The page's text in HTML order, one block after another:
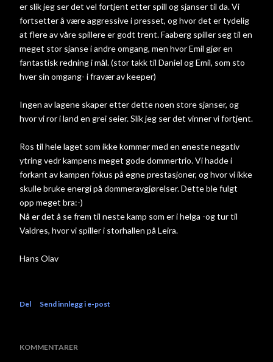
er slik jeg ser det vel fortjent etter spill og sjanser til da. Vi
fortsetter å være aggressive i presset, og hvor det er tydelig
at flere av våre spillere er godt trent. Faaberg spiller seg til en
meget stor sjanse i andre omgang, men hvor Emil gjør en
fantastisk redning i mål. (stor takk til Daniel og Emil, som sto
hver sin omgang- i fravær av keeper)
Ingen av lagene skaper etter dette noen store sjanser, og
hvor vi ror i land en grei seier. Slik jeg ser det vinner vi fortjent.
Ros til hele laget som ikke kommer med en eneste negativ
ytring vedr kampens meget gode dommertrio. Vi hadde i
forkant av kampen fokus på egne prestasjoner, og hvor vi ikke
skulle bruke energi på dommeravgjørelser. Dette ble fulgt
opp meget bra:-)
Nå er det å se frem til neste kamp som er i helga -og tur til
Valdres, hvor vi spiller i storhallen på Leira.
Hans Olav
Del Send innlegg i e-post
KOMMENTARER